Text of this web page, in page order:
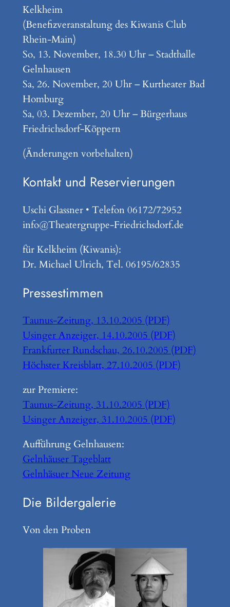
Kelkheim
(Benefizveranstaltung des Kiwanis Club
Rhein-Main)
So, 13. November, 18.30 Uhr – Stadthalle
Gelnhausen
Sa, 26. November, 20 Uhr – Kurtheater Bad
Homburg
Sa, 03. Dezember, 20 Uhr – Bürgerhaus
Friedrichsdorf-Köppern
(Änderungen vorbehalten)
Kontakt und Reservierungen
Uschi Glassner • Telefon 06172/72952
info@Theatergruppe-Friedrichsdorf.de
für Kelkheim (Kiwanis):
Dr. Michael Ulrich, Tel. 06195/62835
Pressestimmen
Taunus-Zeitung, 13.10.2005 (PDF)
Usinger Anzeiger, 14.10.2005 (PDF)
Frankfurter Rundschau, 26.10.2005 (PDF)
Höchster Kreisblatt, 27.10.2005 (PDF)
zur Premiere:
Taunus-Zeitung, 31.10.2005 (PDF)
Usinger Anzeiger, 31.10.2005 (PDF)
Aufführung Gelnhausen:
Gelnhäuser Tageblatt
Gelnhäsuer Neue Zeitung
Die Bildergalerie
Von den Proben